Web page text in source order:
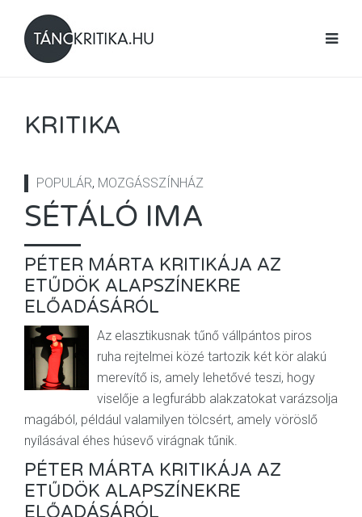
KRITIKA
POPULÁR, MOZGÁSSZÍNHÁZ
SÉTÁLÓ IMA
PÉTER MÁRTA KRITIKÁJA AZ
ETŰDÖK ALAPSZÍNEKRE
ELŐADÁSÁRÓL
Az elasztikusnak tűnő vállpántos piros
ruha rejtelmei közé tartozik két kör alakú
merevítő is, amely lehetővé teszi, hogy
viselője a legfurább alakzatokat varázsolja
magából, például valamilyen tölcsért, amely vöröslő
nyílásával éhes húsevő virágnak tűnik.
PÉTER MÁRTA KRITIKÁJA AZ
ETŰDÖK ALAPSZÍNEKRE
ELŐADÁSÁRÓL